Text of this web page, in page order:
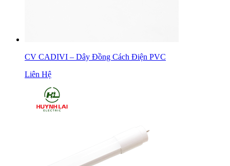
CV CADIVI – Dây Đồng Cách Điện PVC
Liên Hệ